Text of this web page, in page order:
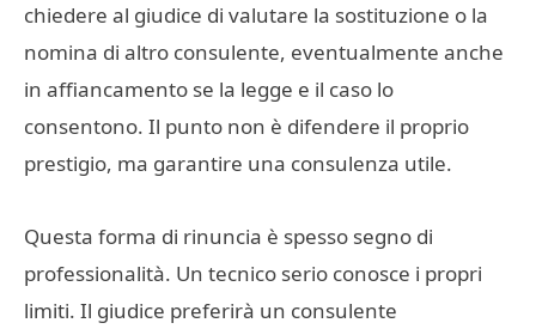
chiedere al giudice di valutare la sostituzione o la
nomina di altro consulente, eventualmente anche
in affiancamento se la legge e il caso lo
consentono. Il punto non è difendere il proprio
prestigio, ma garantire una consulenza utile.
Questa forma di rinuncia è spesso segno di
professionalità. Un tecnico serio conosce i propri
limiti. Il giudice preferirà un consulente